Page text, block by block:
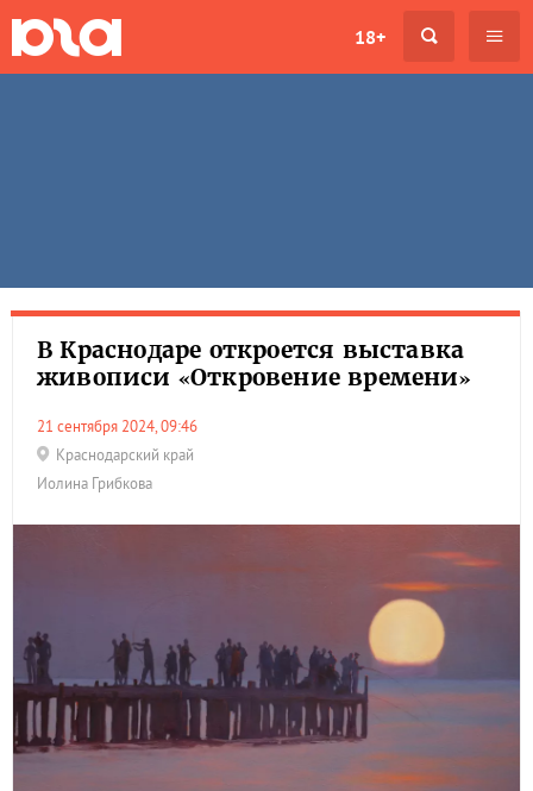
18+
В Краснодаре откроется выставка
живописи «Откровение времени»
21 сентября 2024, 09:46
Краснодарский край
Иолина Грибкова